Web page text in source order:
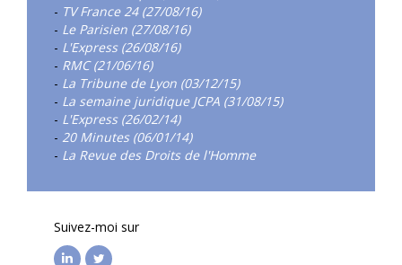
- TV France 24 (27/08/16)
- Le Parisien (27/08/16)
- L'Express (26/08/16)
- RMC (21/06/16)
- La Tribune de Lyon (03/12/15)
- La semaine juridique JCPA (31/08/15)
- L'Express (26/02/14)
- 20 Minutes (06/01/14)
- La Revue des Droits de l'Homme
Suivez-moi sur